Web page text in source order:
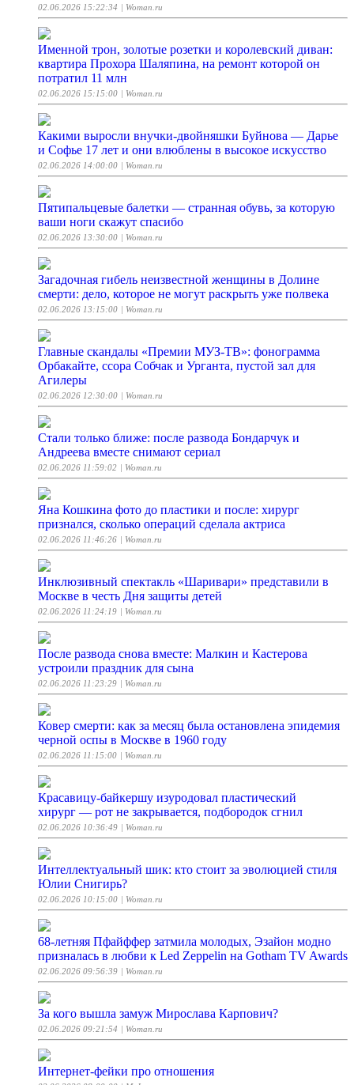
02.06.2026 15:22:34 | Woman.ru
Именной трон, золотые розетки и королевский диван:
квартира Прохора Шаляпина, на ремонт которой он
потратил 11 млн
02.06.2026 15:15:00 | Woman.ru
Какими выросли внучки-двойняшки Буйнова — Дарье
и Софье 17 лет и они влюблены в высокое искусство
02.06.2026 14:00:00 | Woman.ru
Пятипальцевые балетки — странная обувь, за которую
ваши ноги скажут спасибо
02.06.2026 13:30:00 | Woman.ru
Загадочная гибель неизвестной женщины в Долине
смерти: дело, которое не могут раскрыть уже полвека
02.06.2026 13:15:00 | Woman.ru
Главные скандалы «Премии МУЗ-ТВ»: фонограмма
Орбакайте, ссора Собчак и Урганта, пустой зал для
Агилеры
02.06.2026 12:30:00 | Woman.ru
Стали только ближе: после развода Бондарчук и
Андреева вместе снимают сериал
02.06.2026 11:59:02 | Woman.ru
Яна Кошкина фото до пластики и после: хирург
признался, сколько операций сделала актриса
02.06.2026 11:46:26 | Woman.ru
Инклюзивный спектакль «Шаривари» представили в
Москве в честь Дня защиты детей
02.06.2026 11:24:19 | Woman.ru
После развода снова вместе: Малкин и Кастерова
устроили праздник для сына
02.06.2026 11:23:29 | Woman.ru
Ковер смерти: как за месяц была остановлена эпидемия
черной оспы в Москве в 1960 году
02.06.2026 11:15:00 | Woman.ru
Красавицу-байкершу изуродовал пластический
хирург — рот не закрывается, подбородок сгнил
02.06.2026 10:36:49 | Woman.ru
Интеллектуальный шик: кто стоит за эволюцией стиля
Юлии Снигирь?
02.06.2026 10:15:00 | Woman.ru
68-летняя Пфайффер затмила молодых, Эзайон модно
призналась в любви к Led Zeppelin на Gotham TV Awards
02.06.2026 09:56:39 | Woman.ru
За кого вышла замуж Мирослава Карпович?
02.06.2026 09:21:54 | Woman.ru
Интернет-фейки про отношения